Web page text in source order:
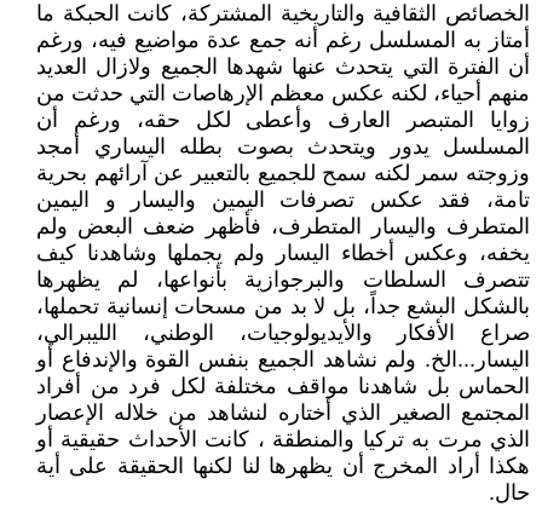
الخصائص الثقافية والتاريخية المشتركة، كانت الحبكة ما
أمتاز به المسلسل رغم أنه جمع عدة مواضيع فيه، ورغم
أن الفترة التي يتحدث عنها شهدها الجميع ولازال العديد
منهم أحياء، لكنه عكس معظم الإرهاصات التي حدثت من
زوايا المتبصر العارف وأعطى لكل حقه، ورغم أن
المسلسل يدور ويتحدث بصوت بطله اليساري أمجد
وزوجته سمر لكنه سمح للجميع بالتعبير عن آرائهم بحرية
تامة، فقد عكس تصرفات اليمين واليسار و اليمين
المتطرف واليسار المتطرف، فأظهر ضعف البعض ولم
يخفه، وعكس أخطاء اليسار ولم يجملها وشاهدنا كيف
تتصرف السلطات والبرجوازية بأنواعها، لم يظهرها
بالشكل البشع جداً، بل لا بد من مسحات إنسانية تحملها،
صراع الأفكار والأيديولوجيات، الوطني، الليبرالي،
اليسار...الخ. ولم نشاهد الجميع بنفس القوة والإندفاع أو
الحماس بل شاهدنا مواقف مختلفة لكل فرد من أفراد
المجتمع الصغير الذي أختاره لنشاهد من خلاله الإعصار
الذي مرت به تركيا والمنطقة ، كانت الأحداث حقيقية أو
هكذا أراد المخرج أن يظهرها لنا لكنها الحقيقة على أية
حال.